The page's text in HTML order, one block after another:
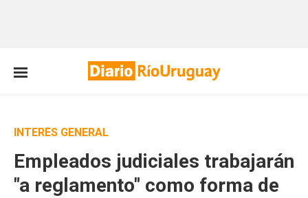
INTERÉS GENERAL
Empleados judiciales trabajarán
"a reglamento" como forma de